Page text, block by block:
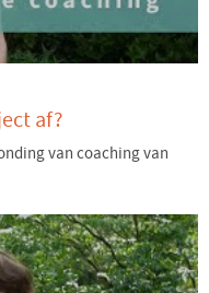
af?
van coaching van